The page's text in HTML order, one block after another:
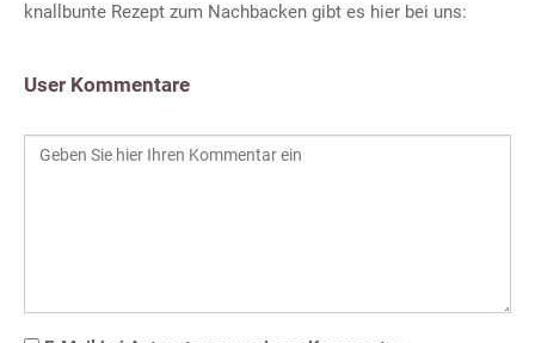
knallbunte Rezept zum Nachbacken gibt es hier bei uns:
User Kommentare